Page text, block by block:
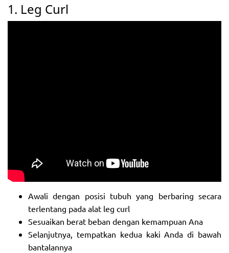
1. Leg Curl
Awali dengan posisi tubuh yang berbaring secara
terlentang pada alat leg curl
Sesuaikan berat beban dengan kemampuan Ana
Selanjutnya, tempatkan kedua kaki Anda di bawah
bantalannya